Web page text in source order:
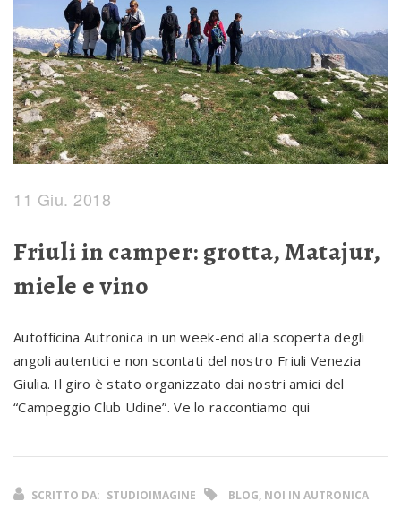
11 Giu. 2018
Friuli in camper: grotta, Matajur,
miele e vino
Autofficina Autronica in un week-end alla scoperta degli
angoli autentici e non scontati del nostro Friuli Venezia
Giulia. Il giro è stato organizzato dai nostri amici del
“Campeggio Club Udine”. Ve lo raccontiamo qui
SCRITTO DA: STUDIOIMAGINE BLOG, NOI IN AUTRONICA